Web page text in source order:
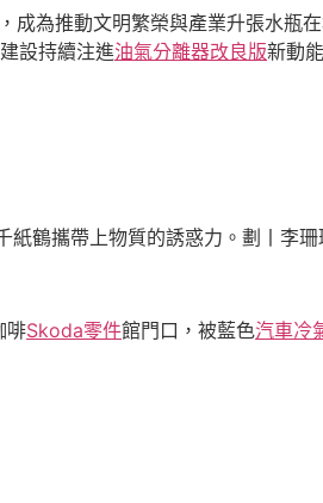
成為推動文明繁榮與產業升張水瓶
設持續注進油氣分離器改良版新動
紙鶴攜帶上物質的誘惑力。劃丨李珊
啡Skoda零件館門口，被藍色汽車冷